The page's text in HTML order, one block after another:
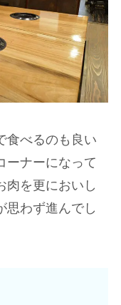
食べるのも良い
ーナーになって
肉を更においし
思わず進んでし